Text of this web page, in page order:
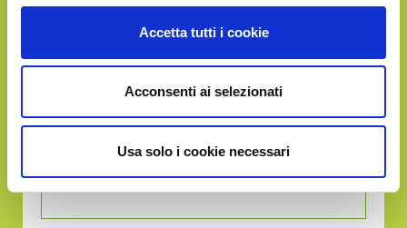
Accetta tutti i cookie
Acconsenti ai selezionati
Usa solo i cookie necessari
Circa 10Kgdi frutta